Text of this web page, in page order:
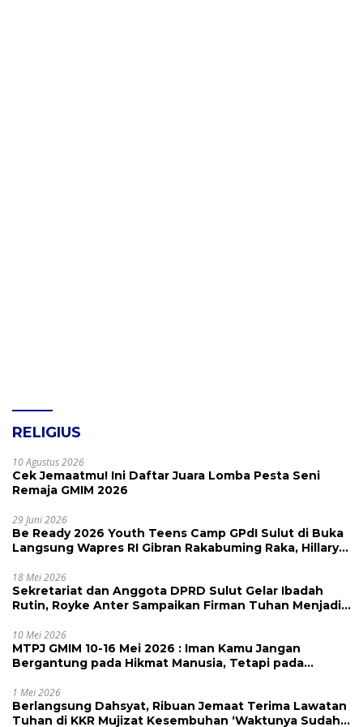
RELIGIUS
10 Agustus 2026
Cek Jemaatmu! Ini Daftar Juara Lomba Pesta Seni
Remaja GMIM 2026
29 Juni 2026
Be Ready 2026 Youth Teens Camp GPdI Sulut di Buka
Langsung Wapres RI Gibran Rakabuming Raka, Hillary
18 Mei 2026
Sekretariat dan Anggota DPRD Sulut Gelar Ibadah
Rutin, Royke Anter Sampaikan Firman Tuhan Menjadi
10 Mei 2026
MTPJ GMIM 10-16 Mei 2026 : Iman Kamu Jangan
Bergantung pada Hikmat Manusia, Tetapi pada
1 Mei 2026
Berlangsung Dahsyat, Ribuan Jemaat Terima Lawatan
Tuhan di KKR Mujizat Kesembuhan ‘Waktunya Sudah